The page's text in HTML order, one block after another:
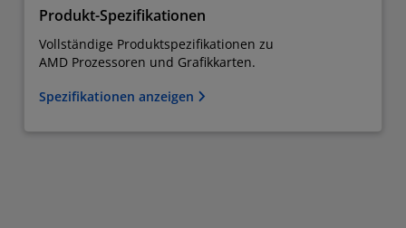
Produkt-Spezifikationen
Vollständige Produktspezifikationen zu
AMD Prozessoren und Grafikkarten.
Spezifikationen anzeigen